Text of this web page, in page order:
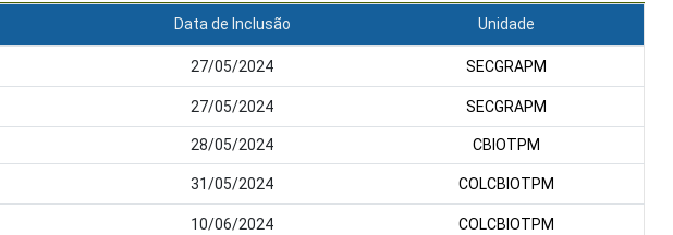
Data de Inclusão Unidade
27/05/2024 SECGRAPM
27/05/2024 SECGRAPM
28/05/2024 CBIOTPM
31/05/2024 COLCBIOTPM
10/06/2024 COLCBIOTPM